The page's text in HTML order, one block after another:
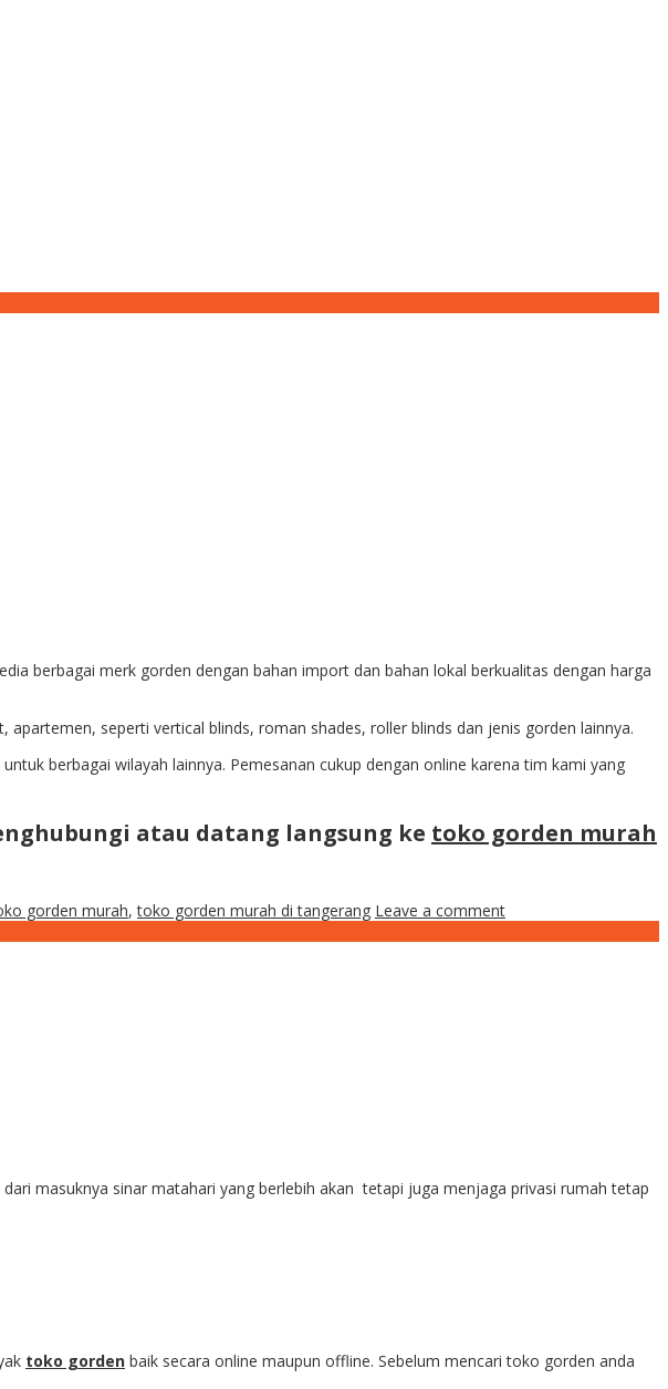
berbagai merk gorden dengan bahan import dan bahan lokal berkualitas dengan harga
apartemen, seperti vertical blinds, roman shades, roller blinds dan jenis gorden lainnya.
berbagai wilayah lainnya. Pemesanan cukup dengan online karena tim kami yang
atau datang langsung ke toko gorden murah
gorden murah,toko gorden murah di tangerang Leave a comment
masuknya sinar matahari yang berlebih akan tetapi juga menjaga privasi rumah tetap
toko gorden baik secara online maupun offline. Sebelum mencari toko gorden anda